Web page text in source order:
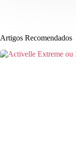
Artigos Recomendados